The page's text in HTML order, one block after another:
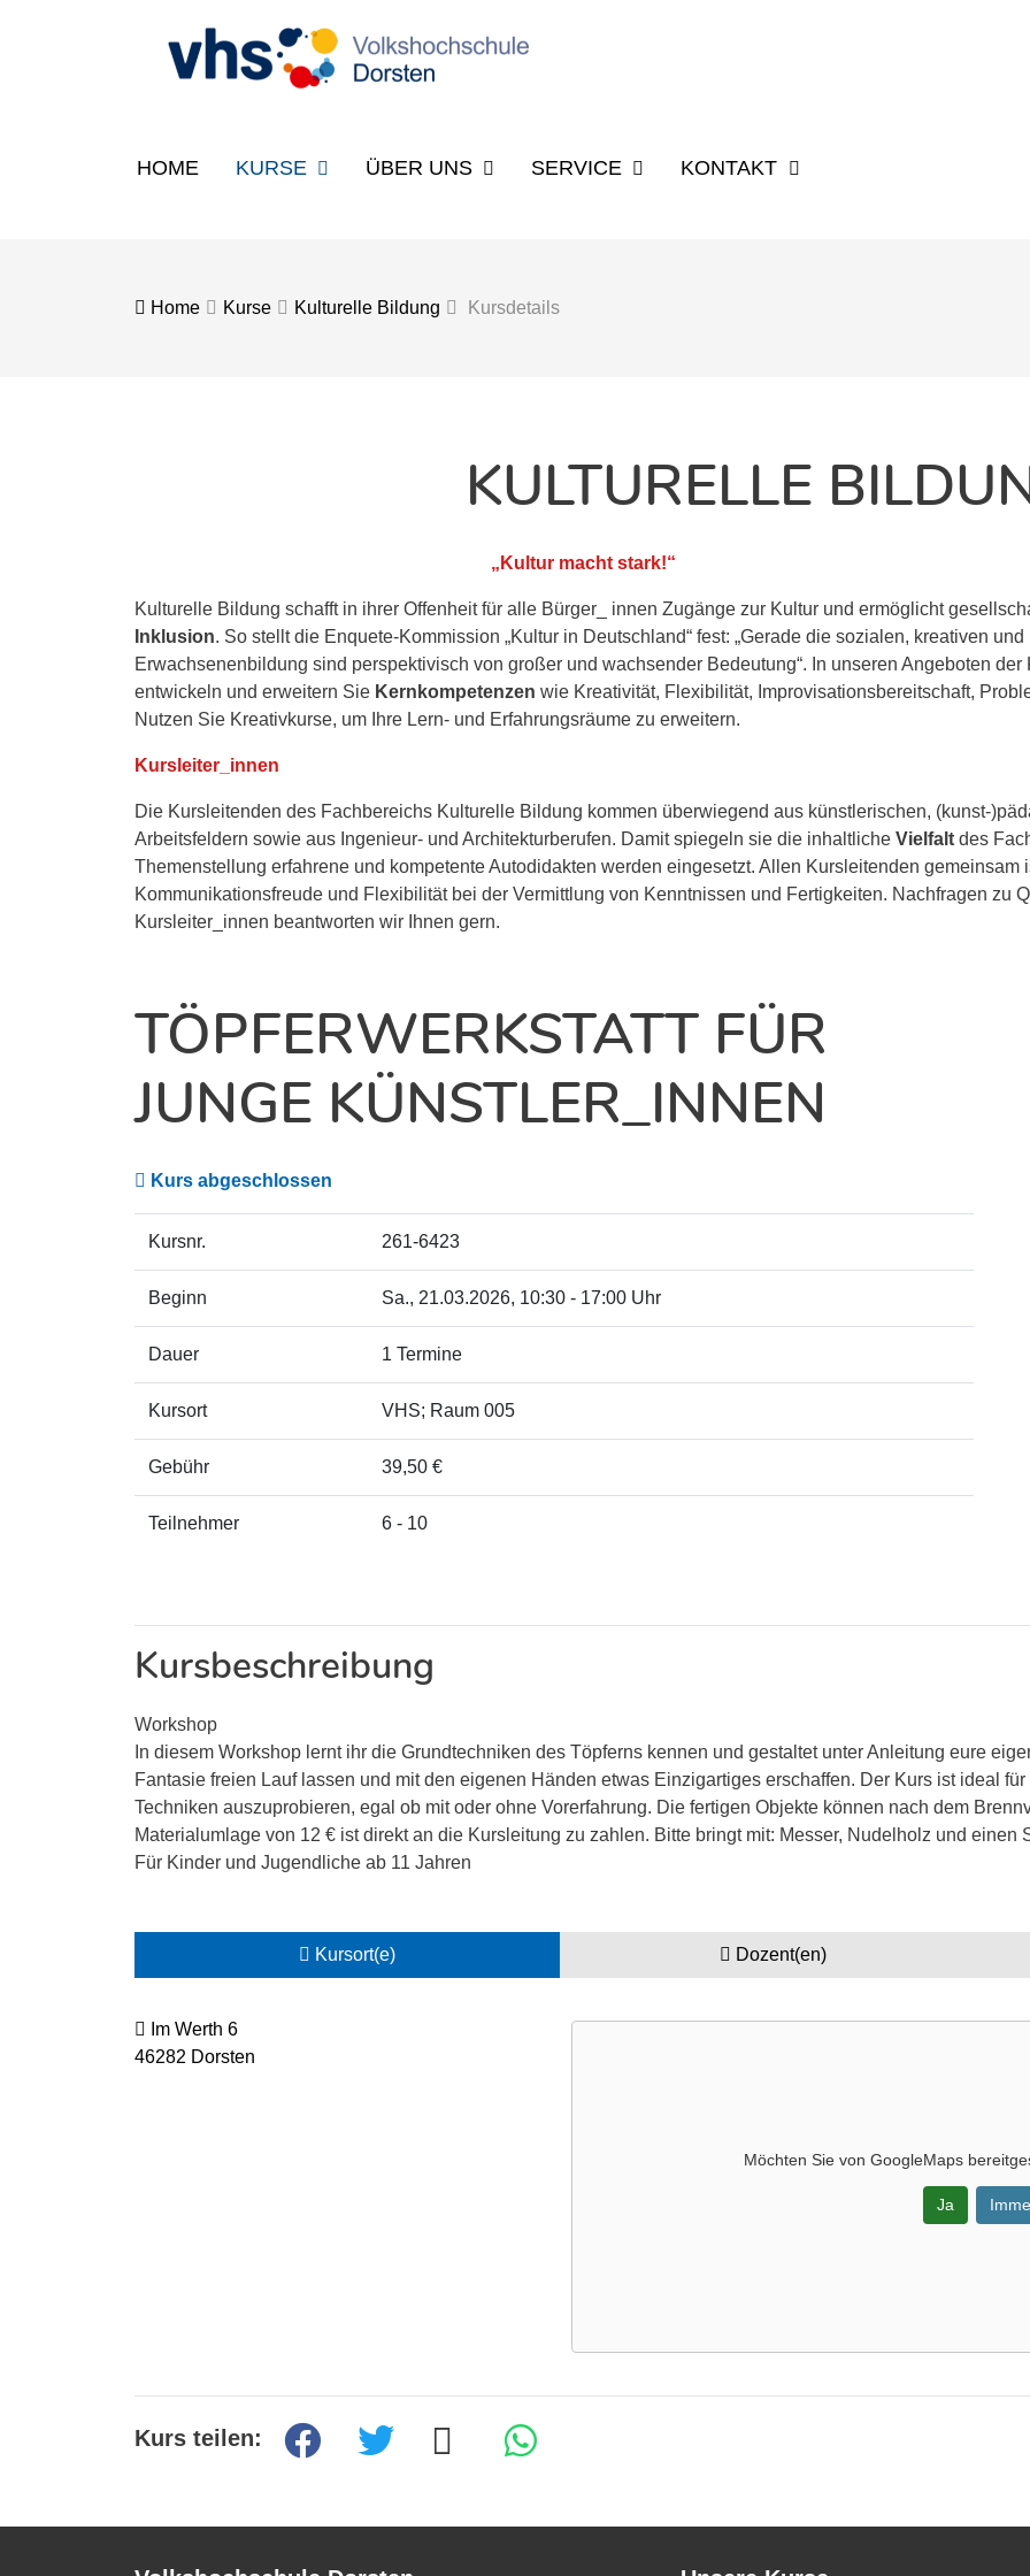
HOME KURSE ÜBER UNS SERVICE KONTAKT
Home Kurse Kulturelle Bildung Kursdetails
KULTURELLE
„Kultur macht stark!“
Kulturelle Bildung schafft in ihrer Offenheit für alle Bürger_ innen Zugänge zur Kultur und ermöglicht
Inklusion. So stellt die Enquete-Kommission „Kultur in Deutschland“ fest: „Gerade die sozialen, kreativen
Erwachsenenbildung sind perspektivisch von großer und wachsender Bedeutung“. In unseren Angeboten
entwickeln und erweitern Sie Kernkompetenzen wie Kreativität, Flexibilität, Improvisationsbereitschaft,
Nutzen Sie Kreativkurse, um Ihre Lern- und Erfahrungsräume zu erweitern.
Kursleiter_innen
Die Kursleitenden des Fachbereichs Kulturelle Bildung kommen überwiegend aus künstlerischen, (kunst-
Arbeitsfeldern sowie aus Ingenieur- und Architekturberufen. Damit spiegeln sie die inhaltliche Vielfalt des
Themenstellung erfahrene und kompetente Autodidakten werden eingesetzt. Allen Kursleitenden gemeinsam
Kommunikationsfreude und Flexibilität bei der Vermittlung von Kenntnissen und Fertigkeiten. Nachfragen zu
Kursleiter_innen beantworten wir Ihnen gern.
TÖPFERWERKSTATT FÜR
JUNGE KÜNSTLER_INNEN
Kurs abgeschlossen
Kursnr. 261-6423
Beginn Sa., 21.03.2026, 10:30 - 17:00 Uhr
Dauer 1 Termine
Kursort VHS; Raum 005
Gebühr 39,50 €
Teilnehmer 6 - 10
Kursbeschreibung
Workshop
In diesem Workshop lernt ihr die Grundtechniken des Töpferns kennen und gestaltet unter Anleitung eure
Fantasie freien Lauf lassen und mit den eigenen Händen etwas Einzigartiges erschaffen. Der Kurs ist ideal
Techniken auszuprobieren, egal ob mit oder ohne Vorerfahrung. Die fertigen Objekte können nach dem
Materialumlage von 12 € ist direkt an die Kursleitung zu zahlen. Bitte bringt mit: Messer, Nudelholz und einen
Für Kinder und Jugendliche ab 11 Jahren
Kursort(e) Dozent(en)
Im Werth 6
46282 Dorsten
Möchten Sie von GoogleMaps
Ja
Kurs teilen: